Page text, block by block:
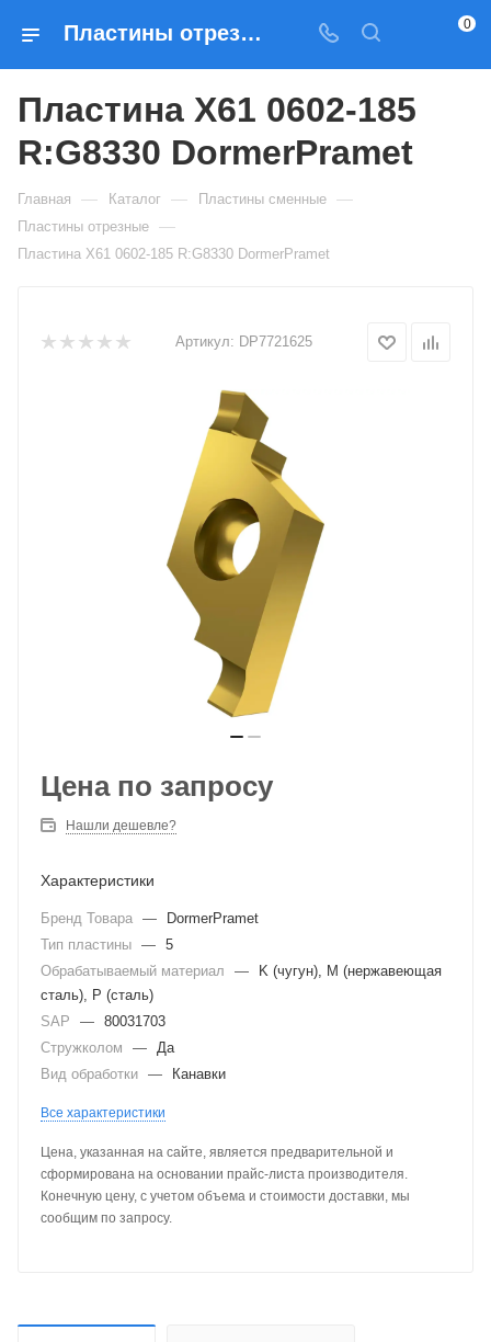
Пластины отрезные Пластина X61 0602-185 R:G8330 DormerPramet — купить по выгодным ценам в Москве 0
Пластина X61 0602-185
R:G8330 DormerPramet
Главная — Каталог — Пластины сменные —
Пластины отрезные —
Пластина X61 0602-185 R:G8330 DormerPramet
Артикул: DP7721625
Цена по запросу
Нашли дешевле?
Характеристики
Бренд Товара —
DormerPramet
Тип пластины — 5
Обрабатываемый материал
—
K (чугун), M (нержавеющая
сталь), P (сталь)
SAP
— 80031703
Стружколом
— Да
Вид обработки — Канавки
Все характеристики
Цена, указанная на сайте, является предварительной и
сформирована на основании прайс-листа производителя.
Конечную цену, с учетом объема и стоимости доставки, мы
сообщим по запросу.